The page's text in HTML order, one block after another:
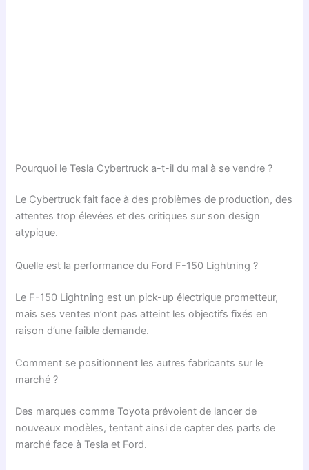
Pourquoi le Tesla Cybertruck a-t-il du mal à se vendre ?
Le Cybertruck fait face à des problèmes de production, des
attentes trop élevées et des critiques sur son design
atypique.
Quelle est la performance du Ford F-150 Lightning ?
Le F-150 Lightning est un pick-up électrique prometteur,
mais ses ventes n’ont pas atteint les objectifs fixés en
raison d’une faible demande.
Comment se positionnent les autres fabricants sur le
marché ?
Des marques comme Toyota prévoient de lancer de
nouveaux modèles, tentant ainsi de capter des parts de
marché face à Tesla et Ford.